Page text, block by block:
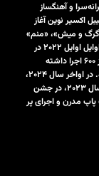
ترانه‌سرا و آهنگساز
حرفه‌ای‌اش را در سال ۲۰۱۸ تحت لیبل اکسیر نوین آغاز
«گرگ و میش»، «منم»
به سرعت محبوب شد. اولین کنسرت رسمی‌اش را اوایل اوایل ۲۰۲۲ در
سالن همایش اسپیناس پالاس تهران برگزار کرد و تاکنون بیش از ۶۰۰ اجرا داشته
است؛ رکورد اجرای ۱۷ آهنگ در ۸۰ دقیقه نیز به نام او ثبت شده. در اواخر سال ۲۰۲۴،
تور اروپایی در ۱۵ شهر برگزار کرد که جایگاه او را تقویت کرد. در سال ۲۰۲۳، در جشن
مدرن و اجرای پر